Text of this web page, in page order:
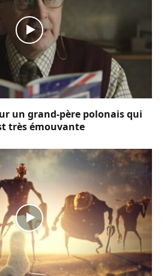
un grand-père polonais qui
très émouvante